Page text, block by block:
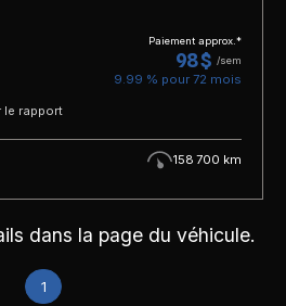
Paiement approx.*
98 $ /sem
9.99 % pour 72 mois
le rapport
158 700 km
dans la page du véhicule.
1